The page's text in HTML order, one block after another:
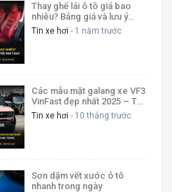
Thay ghế lái ô tô giá bao
nhiêu? Bảng giá và lưu ý
trước khi thay
Tin xe hơi - 1 năm trước
Các mẫu mặt galang xe VF3
VinFast đẹp nhất 2025 – Từ
thể thao đến sang trọng
Tin xe hơi - 10 tháng trước
Sơn dặm vết xước ô tô
nhanh trong ngày